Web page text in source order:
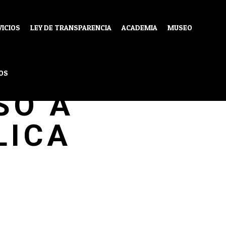
LEY DE TRANSPARENCIA ACADEMIA MUSEO
A